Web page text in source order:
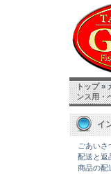
トップ»
ンス用・
イ
ごあいさ
配送と返
商品の配